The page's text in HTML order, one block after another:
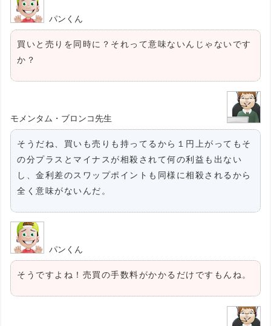
パンくん
買いと売りを同時に？それって意味ないんじゃないです
か？
モメンタム・ブロンコ先生
そうだね、買いも売りも持ってるから１円上がってもそ
の分プラスとマイナスが相殺されて何の利益も出ない
し、金利差のスワップポイントも同様に相殺されるから
全く意味がないんだ。
パンくん
そうですよね！売買の手数料がかかるだけですもんね。